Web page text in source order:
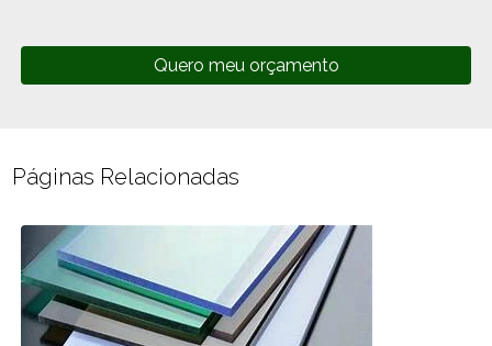
Quero meu orçamento
Páginas Relacionadas